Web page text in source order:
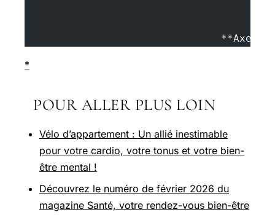
**Axel
*
POUR ALLER PLUS LOIN
Vélo d’appartement : Un allié inestimable
pour votre cardio, votre tonus et votre bien-
être mental !
Découvrez le numéro de février 2026 du
magazine Santé, votre rendez-vous bien-être